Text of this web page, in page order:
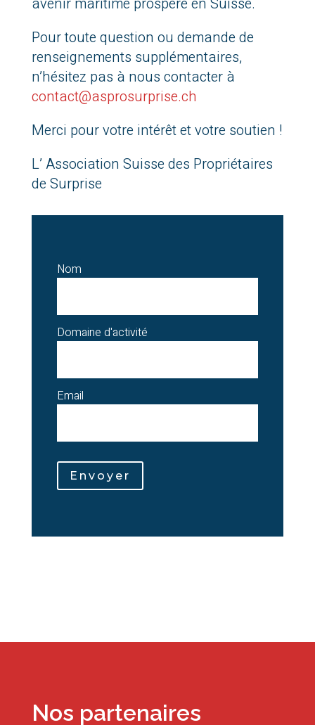
Pour toute question ou demande de
renseignements supplémentaires,
n’hésitez pas à nous contacter à
contact@asprosurprise.ch
Merci pour votre intérêt et votre soutien !
L’ Association Suisse des Propriétaires
de Surprise
Nom
Domaine d'activité
Email
Envoyer
Nos partenaires